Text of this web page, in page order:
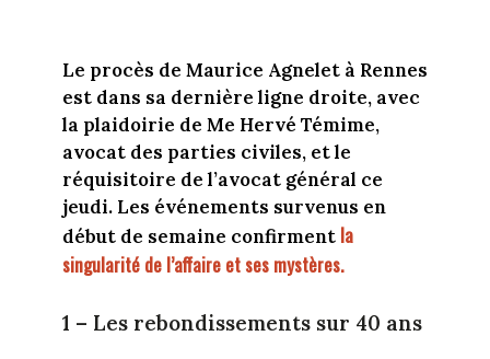
Le procès de Maurice Agnelet à Rennes
est dans sa dernière ligne droite, avec
la plaidoirie de Me Hervé Témime,
avocat des parties civiles, et le
réquisitoire de l’avocat général ce
jeudi. Les événements survenus en
début de semaine confirment la
singularité de l’affaire et ses mystères.
1 – Les rebondissements sur 40 ans